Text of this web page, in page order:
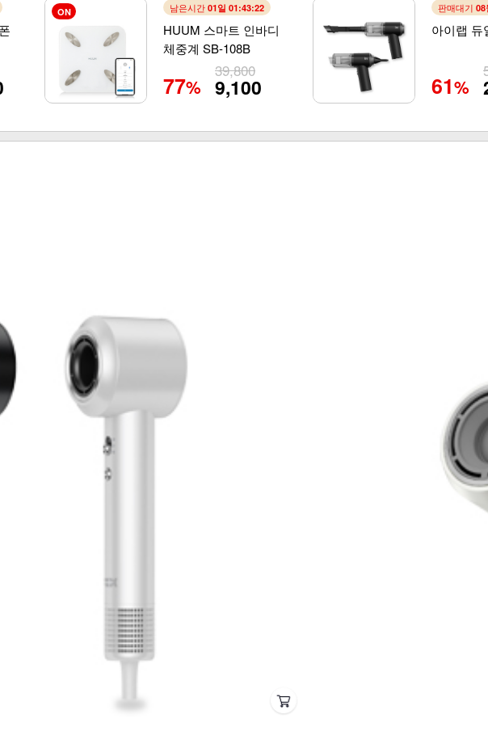
ON 남은시간 01일 01:43:21
HUUM 스마트 인바디
체중계 SB-108B
77%
39,800
9,100
판매대기 08
아이랩 듀
61%